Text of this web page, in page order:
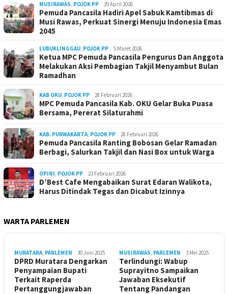
MUSIRAWAS, POJOK PP 29 April 2026
Pemuda Pancasila Hadiri Apel Sabuk Kamtibmas di
Musi Rawas, Perkuat Sinergi Menuju Indonesia Emas
2045
LUBUKLINGGAU, POJOK PP 5 Maret 2026
Ketua MPC Pemuda Pancasila Pengurus Dan Anggota
Melakukan Aksi Pembagian Takjil Menyambut Bulan
Ramadhan
KAB OKU, POJOK PP 28 Februari 2026
MPC Pemuda Pancasila Kab. OKU Gelar Buka Puasa
Bersama, Pererat Silaturahmi
KAB. PURWAKARTA, POJOK PP 28 Februari 2026
Pemuda Pancasila Ranting Bobosan Gelar Ramadan
Berbagi, Salurkan Takjil dan Nasi Box untuk Warga
OPINI, POJOK PP 23 Februari 2026
D’Best Cafe Mengabaikan Surat Edaran Walikota,
Harus Ditindak Tegas dan Dicabut Izinnya
WARTA PARLEMEN
MURATARA, PARLEMEN 30 Juni 2025
DPRD Muratara Dengarkan
Penyampaian Bupati
Terkait Raperda
Pertanggungjawaban
MUSIRAWAS, PARLEMEN 3 Mei 2025
Terlindungi: Wabup
Suprayitno Sampaikan
Jawaban Eksekutif
Tentang Pandangan